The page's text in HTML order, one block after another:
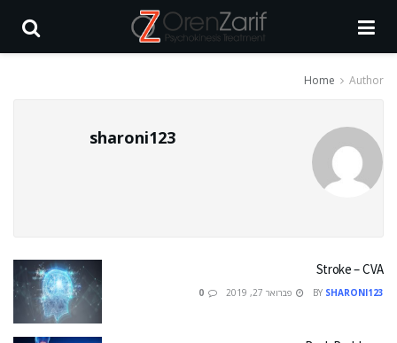
Home Author
sharoni123
Stroke – CVA
BY SHARONI123 פברואר 27, 2019